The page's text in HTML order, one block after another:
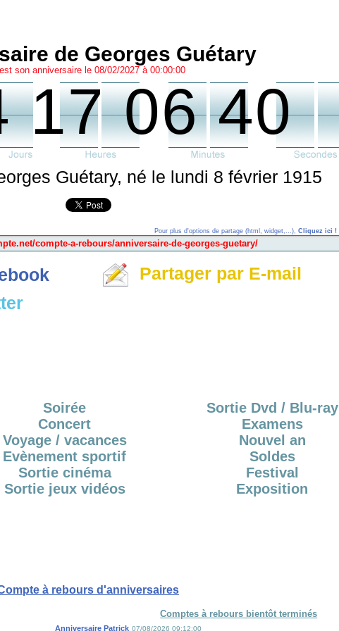
de Georges Guétary
son anniversaire le 08/02/2027 à 00:00:00
17 06 40
Guétary, né le lundi 8 février 1915
Pour plus d'options de partage (html, widget,...), Cliquez ici !
Partager par E-mail
Soirée
Concert
Voyage / vacances
Evènement sportif
Sortie cinéma
Sortie jeux vidéos
Sortie Dvd / Blu-ray
Examens
Nouvel an
Soldes
Festival
Exposition
à rebours d'anniversaires
Comptes à rebours bientôt terminés
Anniversaire Patrick 07/08/2026 09:12:00